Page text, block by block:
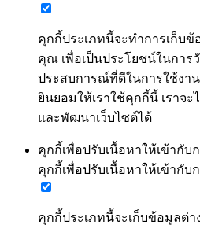
คุกกี้ประเภทนี้จะทำการเก็บข้
คุณ เพื่อเป็นประโยชน์ในการ
ประสบการณ์ที่ดีในการใช้งา
ยินยอมให้เราใช้คุกกี้นี้ เราจ
และพัฒนาเว็บไซต์ได้
คุกกี้เพื่อปรับเนื้อหาให้เข้ากับ
คุกกี้เพื่อปรับเนื้อหาให้เข้ากับ
คุกกี้ประเภทนี้จะเก็บข้อมูลต่